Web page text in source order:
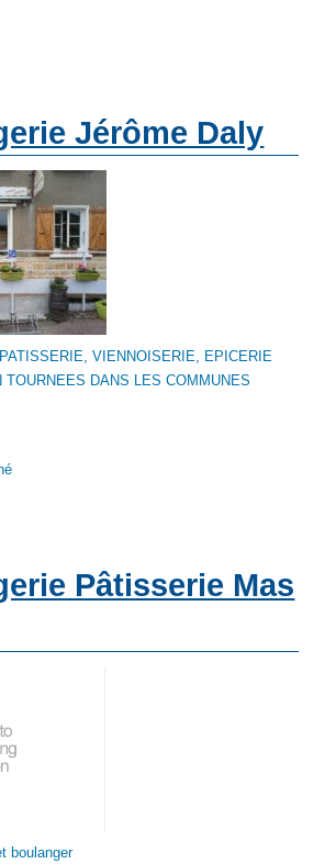
Jérôme Daly
VIENNOISERIE, EPICERIE
TOURNEES DANS LES COMMUNES
Pâtisserie Mas
boulanger